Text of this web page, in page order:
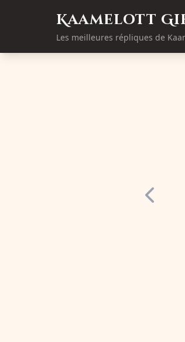
Kaamelott
Les meilleures répliques de